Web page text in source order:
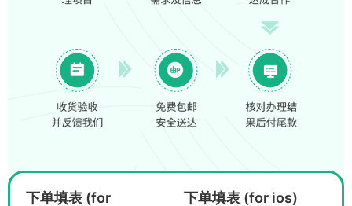
下单填表 (for 下单填表 (for ios)